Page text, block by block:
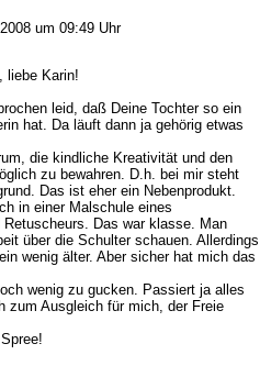
um 09:49 Uhr
liebe Karin!
leid, daß Deine Tochter so ein
hat. Da läuft dann ja gehörig etwas
die kindliche Kreativität und den
zu bewahren. D.h. bei mir steht
Das ist eher ein Nebenprodukt.
in einer Malschule eines
Das war klasse. Man
über die Schulter schauen. Allerdings
wenig älter. Aber sicher hat mich das
wenig zu gucken. Passiert ja alles
zum Ausgleich für mich, der Freie